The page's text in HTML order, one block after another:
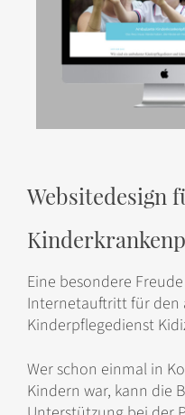
Websitedesign
Eine besondere
Internetauftritt für den
Kinderpflegedienst
Wer schon einmal in
Kindern war, kann die